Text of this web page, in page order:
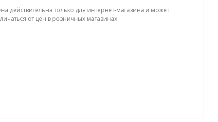
действительна только для интернет-магазина и может
от цен в розничных магазинах